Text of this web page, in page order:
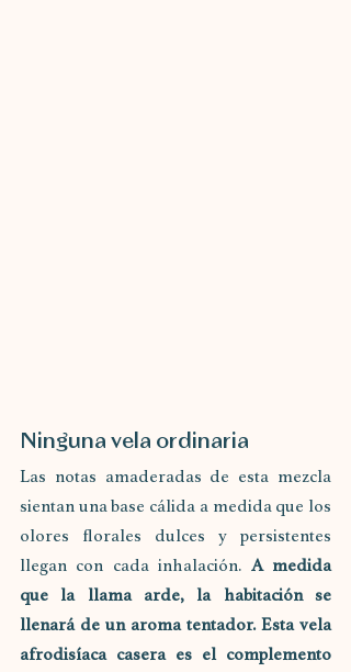
Ninguna vela ordinaria
Las notas amaderadas de esta mezcla
sientan una base cálida a medida que los
olores florales dulces y persistentes
llegan con cada inhalación. A medida
que la llama arde, la habitación se
llenará de un aroma tentador. Esta vela
afrodisíaca casera es el complemento